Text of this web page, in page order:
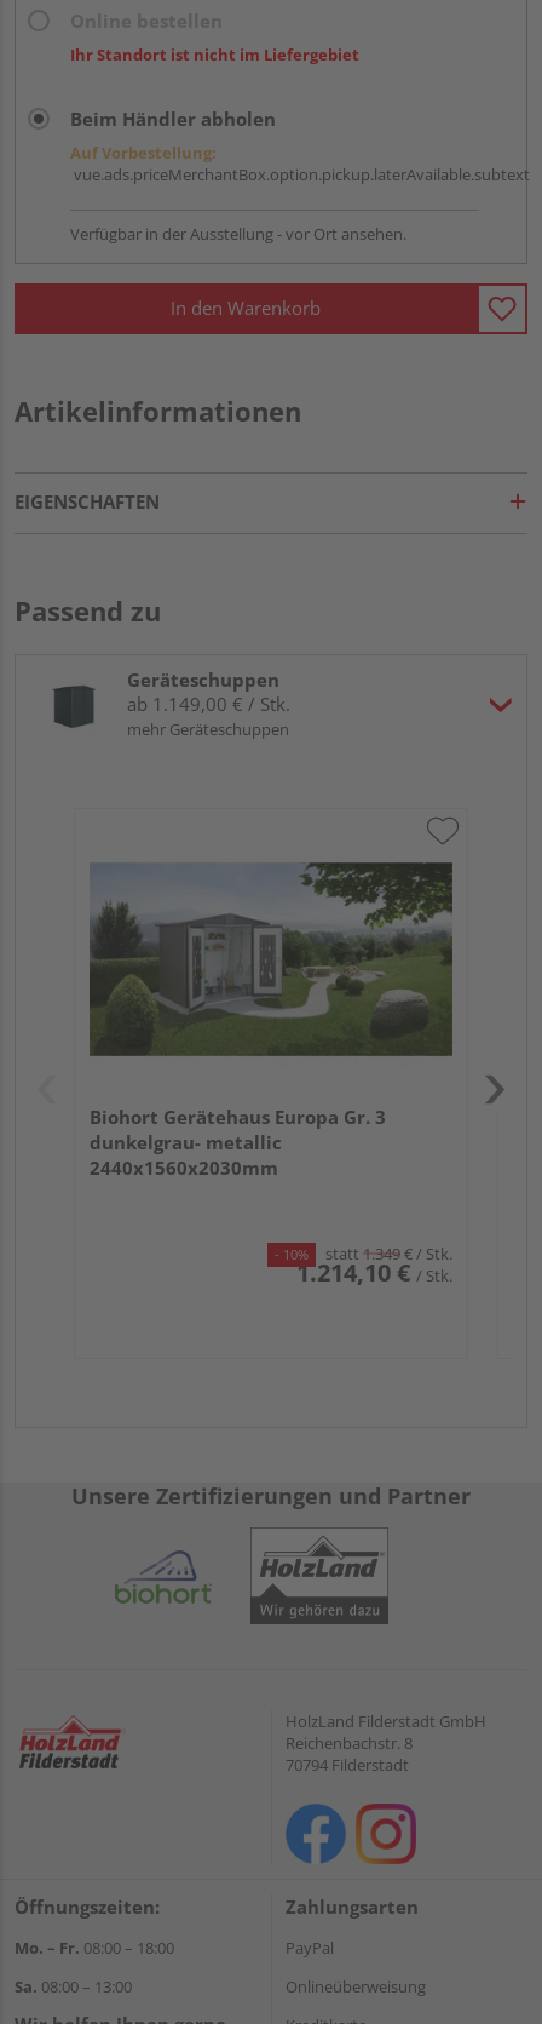
Ihr Standort ist nicht im Liefergebiet
Beim Händler abholen
Auf Vorbestellung:
vue.ads.priceMerchantBox.option.pickup.laterAvailable.subtext
Verfügbar in der Ausstellung - vor Ort ansehen.
In den Warenkorb
Artikelinformationen
EIGENSCHAFTEN
Passend zu
Geräteschuppen
ab 1.149,00 € / Stk.
mehr Geräteschuppen
Biohort Gerätehaus Europa Gr. 3
dunkelgrau- metallic
2440x1560x2030mm
- 10% statt 1.349€/ Stk.
1.214,10 € / Stk.
Unsere Zertifizierungen und Partner
HolzLand Filderstadt GmbH
Reichenbachstr. 8
70794 Filderstadt
Öffnungszeiten:
Mo. – Fr. 08:00 – 18:00
Sa. 08:00 – 13:00
Zahlungsarten
PayPal
Onlineüberweisung